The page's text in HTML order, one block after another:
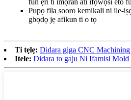
fun ẹri ti imọran ati ifọwọsi eto
Pupọ fila sooro kemikali ni ile-
gbọdọ jẹ afikun ti o tọ
Ti tẹlẹ: Didara giga CNC Machining
Itele: Didara to gaju Ni Ifamisi Mold